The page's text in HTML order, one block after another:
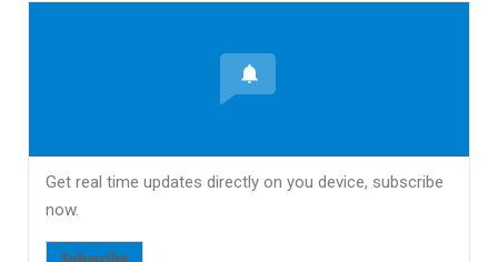
Get real time updates directly on you device, subscribe
now.